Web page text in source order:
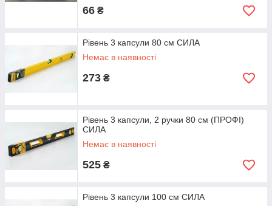
66 ₴
Рівень 3 капсули 80 см СИЛА
Немає в наявності
273 ₴
Рівень 3 капсули, 2 ручки 80 см (ПРОФІ)
СИЛА
Немає в наявності
525 ₴
Рівень 3 капсули 100 см СИЛА